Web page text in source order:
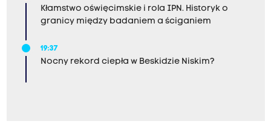
Kłamstwo oświęcimskie i rola IPN. Historyk o
granicy między badaniem a ściganiem
19:37
Nocny rekord ciepła w Beskidzie Niskim?